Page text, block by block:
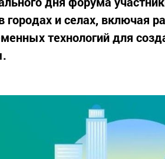
городах и селах, включая
технологий для